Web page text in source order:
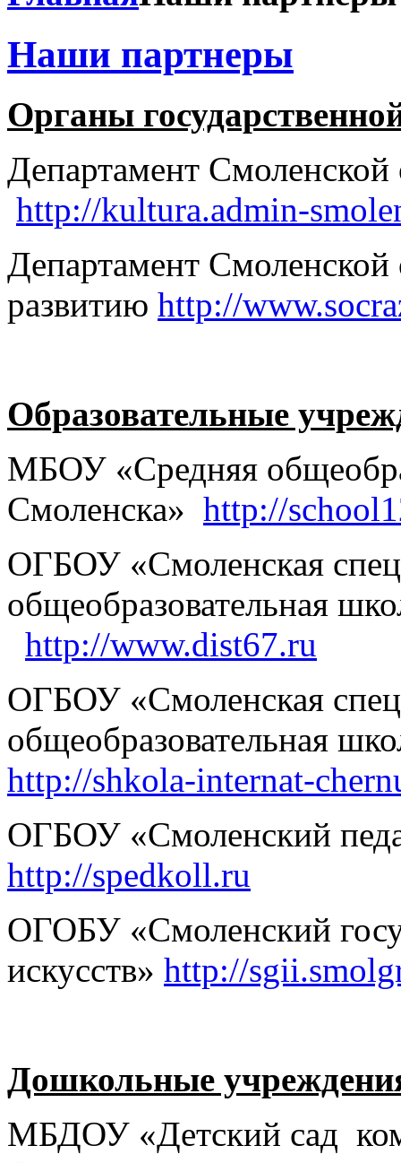
Наши партнеры
Органы
Департамент Смоленской
http://kultura.admin-
Департамент
развитию http://
Образовательные
МБОУ «Средняя
Смоленска» http://
ОГБОУ «Смоленская
общеобразовательная
http://www.dist67.ru
ОГБОУ «Смоленская
общеобразовательная
http://shkola-internat-
ОГБОУ «Смоленский
http://spedkoll.ru
ОГОБУ «Смоленский
искусств» http://
Дошкольные
МБДОУ «Детский сад